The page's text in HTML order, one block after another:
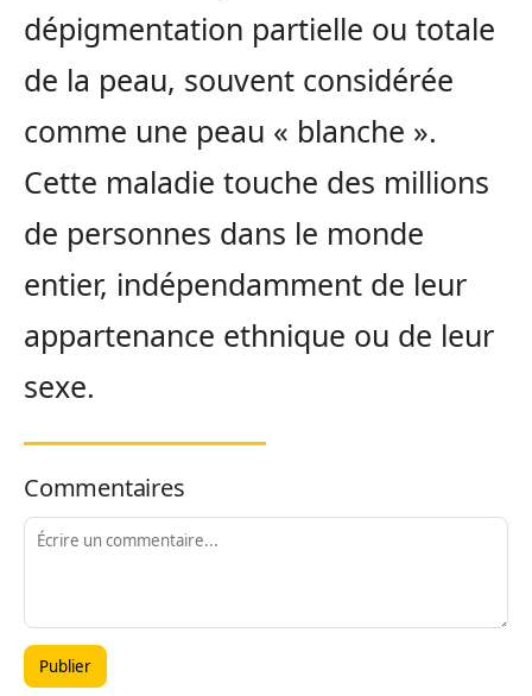
dépigmentation partielle ou totale
de la peau, souvent considérée
comme une peau « blanche ».
Cette maladie touche des millions
de personnes dans le monde
entier, indépendamment de leur
appartenance ethnique ou de leur
sexe.
Commentaires
Publier